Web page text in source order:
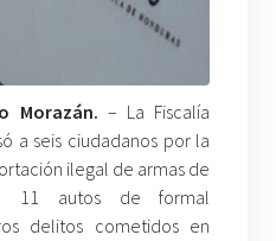
Morazán. – La Fiscalía
a seis ciudadanos por la
ilegal de armas de
11 autos de formal
delitos cometidos en